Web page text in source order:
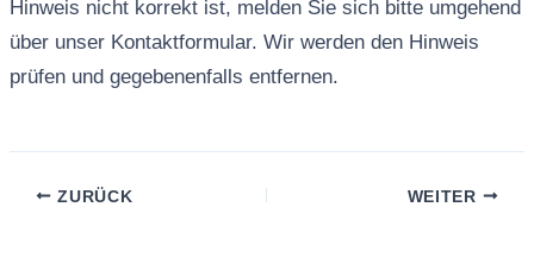
Hinweis nicht korrekt ist, melden Sie sich bitte umgehend
über unser Kontaktformular. Wir werden den Hinweis
prüfen und gegebenenfalls entfernen.
ZURÜCK WEITER